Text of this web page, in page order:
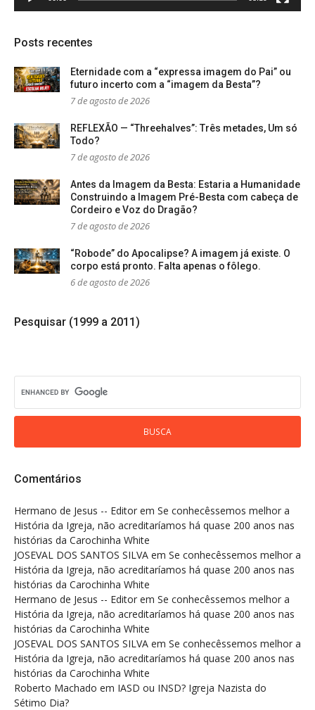
Posts recentes
Eternidade com a “expressa imagem do Pai” ou
futuro incerto com a “imagem da Besta”?
7 de agosto de 2026
REFLEXÃO — “Threehalves”: Três metades, Um só
Todo?
7 de agosto de 2026
Antes da Imagem da Besta: Estaria a Humanidade
Construindo a Imagem Pré-Besta com cabeça de
Cordeiro e Voz do Dragão?
7 de agosto de 2026
“Robode” do Apocalipse? A imagem já existe. O
corpo está pronto. Falta apenas o fôlego.
6 de agosto de 2026
Pesquisar (1999 a 2011)
Comentários
Hermano de Jesus -- Editor em Se conhecêssemos melhor a
História da Igreja, não acreditaríamos há quase 200 anos nas
histórias da Carochinha White
JOSEVAL DOS SANTOS SILVA em Se conhecêssemos melhor a
História da Igreja, não acreditaríamos há quase 200 anos nas
histórias da Carochinha White
Hermano de Jesus -- Editor em Se conhecêssemos melhor a
História da Igreja, não acreditaríamos há quase 200 anos nas
histórias da Carochinha White
JOSEVAL DOS SANTOS SILVA em Se conhecêssemos melhor a
História da Igreja, não acreditaríamos há quase 200 anos nas
histórias da Carochinha White
Roberto Machado em IASD ou INSD? Igreja Nazista do
Sétimo Dia?